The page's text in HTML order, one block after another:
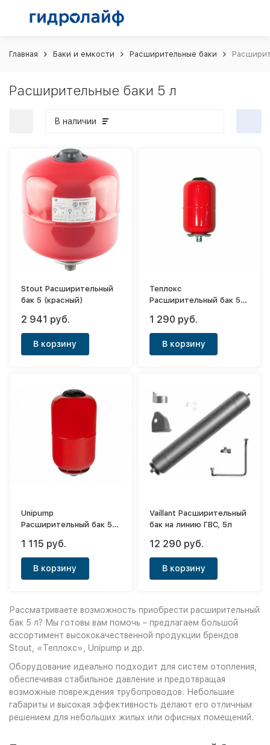
Главная Баки и емкости Расширительные баки
Расширительные баки 5 л
В наличии
Stout Расширительный
бак 5 (красный)
2 941 руб.
В корзину
Теплокс
Расширительный бак 5л
1 290 руб.
В корзину
Unipump
Расширительный бак 5
1 115 руб.
В корзину
Vaillant Расширительный
бак на линию ГВС, 5л
12 290 руб.
В корзину
Рассматриваете возможность приобрести расширительный
бак 5 л? Мы готовы вам помочь – предлагаем большой
ассортимент высококачественной продукции брендов
Stout, «Теплокс», Unipump и др.
Оборудование идеально подходит для систем отопления,
обеспечивая стабильное давление и предотвращая
возможные повреждения трубопроводов. Небольшие
габариты и высокая эффективность делают его отличным
решением для небольших жилых или офисных помещений.